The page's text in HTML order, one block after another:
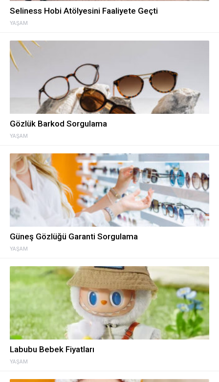
YAŞAM
Seliness Hobi Atölyesini Faaliyete Geçti
YAŞAM
Gözlük Barkod Sorgulama
YAŞAM
Güneş Gözlüğü Garanti Sorgulama
YAŞAM
Labubu Bebek Fiyatları